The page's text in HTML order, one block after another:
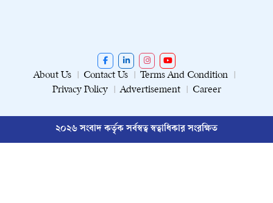
About Us Contact Us
Terms And Condition
Privacy Policy
Advertisement Career
২০২৬ সংবাদ কর্তৃক সর্বস্বত্ব স্বত্বাধিকার সংরক্ষিত